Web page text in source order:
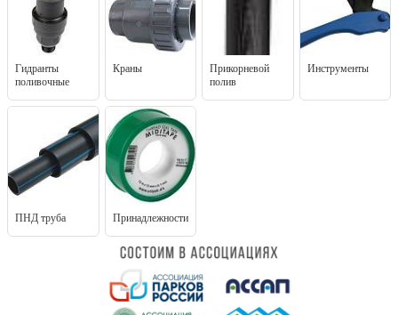
Гидранты
поливочные
Краны
Прикорневой
полив
Инструменты
ПНД труба Принадлежности